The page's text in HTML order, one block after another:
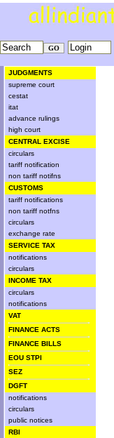
JUDGMENTS
supreme court
cestat
itat
advance rulings
high court
CENTRAL EXCISE
circulars
tariff notification
non tariff notifns
CUSTOMS
tariff notifications
non tariff notfns
circulars
exchange rate
SERVICE TAX
notifications
circulars
INCOME TAX
circulars
notifications
VAT
FINANCE ACTS
FINANCE BILLS
EOU STPI
SEZ
DGFT
notifications
circulars
public notices
RBI